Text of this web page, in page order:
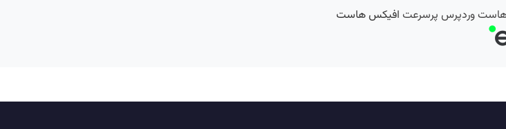
وردپرس پرسرعت افیکس هاست